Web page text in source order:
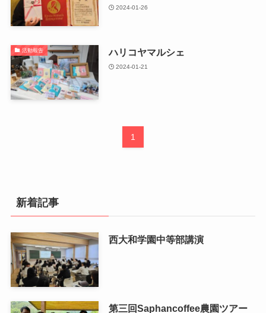
2024-01-26
活動報告 ハリコヤマルシェ
2024-01-21
1
新着記事
西大和学園中等部講演
第三回Saphancoffee農園ツアー